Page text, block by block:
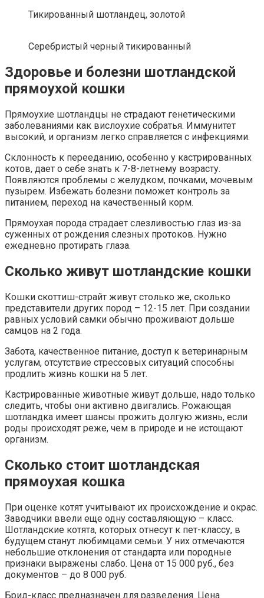
Тикированный шотландец, золотой
Серебристый черный тикированный
Здоровье и болезни шотландской
прямоухой кошки
Прямоухие шотландцы не страдают генетическими
заболеваниями как вислоухие собратья. Иммунитет
высокий, и организм легко справляется с инфекциями.
Склонность к перееданию, особенно у кастрированных
котов, дает о себе знать к 7-8-летнему возрасту.
Появляются проблемы с желудком, почками, мочевым
пузырем. Избежать болезни поможет контроль за
питанием, переход на качественный корм.
Прямоухая порода страдает слезливостью глаз из-за
суженных от рождения слезных протоков. Нужно
ежедневно протирать глаза.
Сколько живут шотландские кошки
Кошки скоттиш-страйт живут столько же, сколько
представители других пород – 12-15 лет. При создании
равных условий самки обычно проживают дольше
самцов на 2 года.
Забота, качественное питание, доступ к ветеринарным
услугам, отсутствие стрессовых ситуаций способны
продлить жизнь кошки на 5 лет.
Кастрированные животные живут дольше, надо только
следить, чтобы они активно двигались. Рожающая
шотландка имеет шансы прожить долгую жизнь, если
роды происходят реже, чем в природе и не истощают
организм.
Сколько стоит шотландская
прямоухая кошка
При оценке котят учитывают их происхождение и окрас.
Заводчики ввели еще одну составляющую – класс.
Шотландские котята, которых отнесут к пет-классу, в
будущем станут любимцами семьи. У них отмечаются
небольшие отклонения от стандарта или породные
признаки выражены слабо. Цена от 15 000 руб., без
документов – до 8 000 руб.
Брид-класс предназначен для разведения. Цена